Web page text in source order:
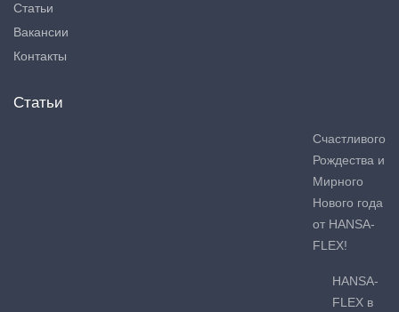
Статьи
Вакансии
Контакты
Статьи
Счастливого
Рождества и
Мирного
Нового года
от HANSA-
FLEX!
HANSA-
FLEX в